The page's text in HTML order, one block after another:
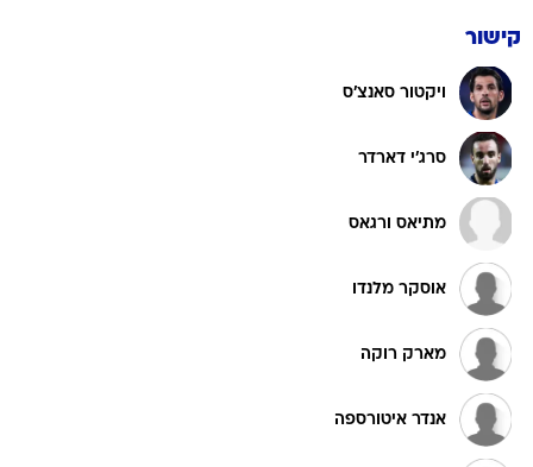
קישור
ויקטור סאנצ'ס
סרג'י דארדר
מתיאס ורגאס
אוסקר מלנדו
מארק רוקה
אנדר איטורספה